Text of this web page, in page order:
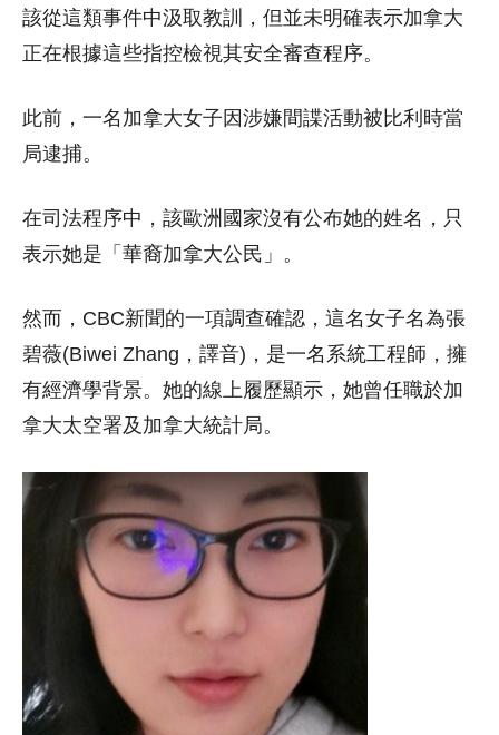
該從這類事件中汲取教訓，但並未明確表示加拿大
正在根據這些指控檢視其安全審查程序。
此前，一名加拿大女子因涉嫌間諜活動被比利時當
局逮捕。
在司法程序中，該歐洲國家沒有公布她的姓名，只
表示她是「華裔加拿大公民」。
然而，CBC新聞的一項調查確認，這名女子名為張
碧薇(Biwei Zhang，譯音)，是一名系統工程師，擁
有經濟學背景。她的線上履歷顯示，她曾任職於加
拿大太空署及加拿大統計局。